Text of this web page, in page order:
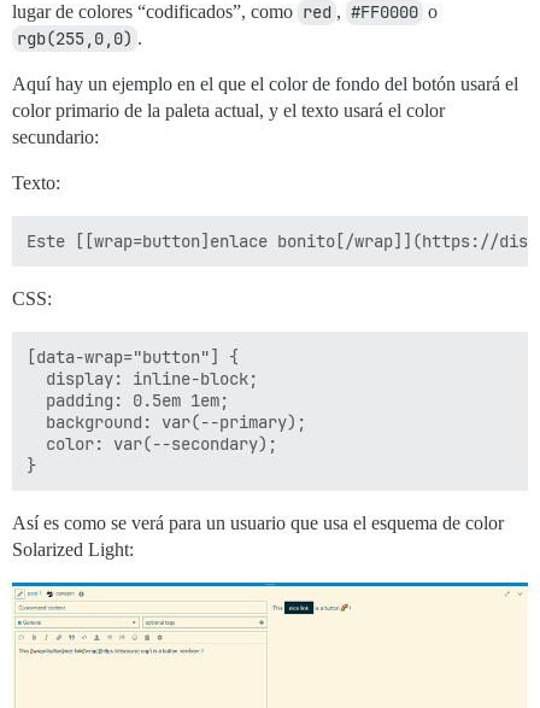
lugar de colores “codificados”, como red , #FF0000 o
rgb(255,0,0) .
Aquí hay un ejemplo en el que el color de fondo del botón usará el
color primario de la paleta actual, y el texto usará el color
secundario:
Texto:
CSS:
[data-wrap="button"] {
  display: inline-block;
  padding: 0.5em 1em;
  background: var(--primary);
  color: var(--secondary);
Así es como se verá para un usuario que usa el esquema de color
Solarized Light: